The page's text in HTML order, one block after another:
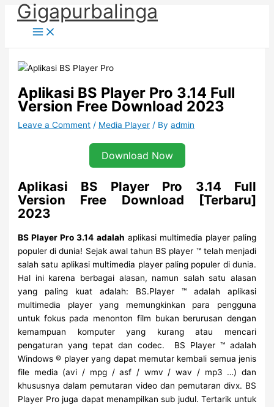
Skip
content
Gigapurbalinga
Aplikasi BS Player Pro 3.14 Full
Version Free Download 2023
Leave a Comment / Media Player / Byadmin
Download Now
Aplikasi BS Player Pro 3.14 Full
Version Free Download [Terbaru]
2023
BS Player Pro 3.14 adalah aplikasi multimedia player paling
populer di dunia! Sejak awal tahun BS player ™ telah menjadi
salah satu aplikasi multimedia player paling populer di dunia.
Hal ini karena berbagai alasan, namun salah satu alasan
yang paling kuat adalah: BS.Player ™ adalah aplikasi
multimedia player yang memungkinkan para pengguna
untuk fokus pada menonton film bukan berurusan dengan
kemampuan komputer yang kurang atau mencari
pengaturan yang tepat dan codec. BS Player ™ adalah
Windows ® player yang dapat memutar kembali semua jenis
file media (avi / mpg / asf / wmv / wav / mp3 …) dan
khususnya dalam pemutaran video dan pemutaran divx. BS
Player Pro juga dapat menampilkan sub judul. Tertarik untuk